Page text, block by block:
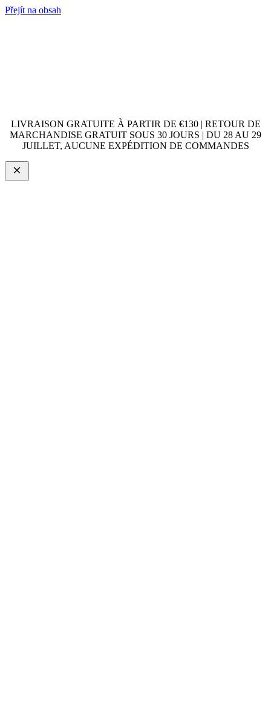
Přejít na obsah
LIVRAISON GRATUITE À PARTIR DE €130 | RETOUR DE
MARCHANDISE GRATUIT SOUS 30 JOURS | DU 28 AU 29
JUILLET, AUCUNE EXPÉDITION DE COMMANDES